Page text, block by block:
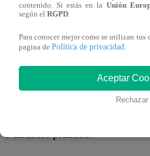
y su voz se hizo escuchar por
Retorno a Perú
Roberto Moll
obra “Drácula de Bram
a distintos premios!
contenido. Si estás en la Unión
según el RGPD
Para conocer mejor como se utilizan tus
pagina de Política de privacidad
Aceptar
Rechazar